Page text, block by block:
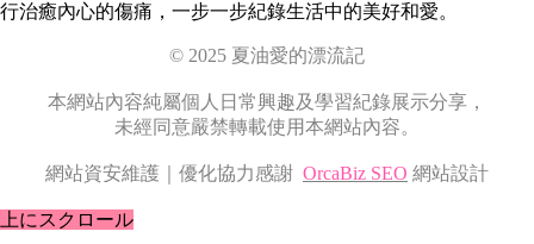
行治癒內心的傷痛，一步一步紀錄生活中的美好和愛。
© 2025 夏油愛的漂流記
本網站內容純屬個人日常興趣及學習紀錄展示分享，
未經同意嚴禁轉載使用本網站內容。
網站資安維護｜優化協力感謝 OrcaBiz SEO 網站設計
上にスクロール